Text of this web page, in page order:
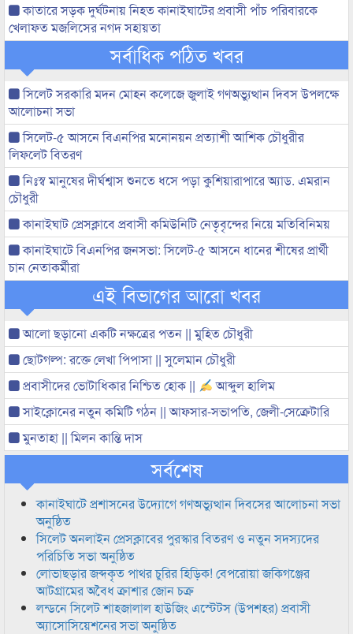
কাতারে সড়ক দুর্ঘটনায় নিহত কানাইঘাটের প্রবাসী পাঁচ পরিবারকে
খেলাফত মজলিসের নগদ সহায়তা
সর্বাধিক পঠিত খবর
সিলেট সরকারি মদন মোহন কলেজে জুলাই গণঅভ্যুত্থান দিবস উপলক্ষে
আলোচনা সভা
সিলেট-৫ আসনে বিএনপির মনোনয়ন প্রত্যাশী আশিক চৌধুরীর
লিফলেট বিতরণ
নিঃস্ব মানুষের দীর্ঘশ্বাস শুনতে ধসে পড়া কুশিয়ারাপারে অ্যাড. এমরান
চৌধুরী
কানাইঘাট প্রেসক্লাবে প্রবাসী কমিউনিটি নেতৃবৃন্দের নিয়ে মতিবিনিময়
কানাইঘাটে বিএনপির জনসভা: সিলেট-৫ আসনে ধানের শীষের প্রার্থী
চান নেতাকর্মীরা
এই বিভাগের আরো খবর
আলো ছড়ানো একটি নক্ষত্রের পতন || মুহিত চৌধুরী
ছোটগল্প: রক্তে লেখা পিপাসা || সুলেমান চৌধুরী
প্রবাসীদের ভোটাধিকার নিশ্চিত হোক ||
আব্দুল হালিম
সাইক্লোনের নতুন কমিটি গঠন || আফসার-সভাপতি, জেলী-সেক্রেটারি
মুনতাহা || মিলন কান্তি দাস
সর্বশেষ
কানাইঘাটে প্রশাসনের উদ্যোগে গণঅভ্যুত্থান দিবসের আলোচনা সভা
অনুষ্ঠিত
সিলেট অনলাইন প্রেসক্লাবের পুরস্কার বিতরণ ও নতুন সদস্যদের
পরিচিতি সভা অনুষ্ঠিত
লোভাছড়ার জব্দকৃত পাথর চুরির হিড়িক! বেপরোয়া জকিগঞ্জের
আটগ্রামের অবৈধ ক্রাশার জোন চক্র
লন্ডনে সিলেট শাহজালাল হাউজিং এস্টেটস (উপশহর) প্রবাসী
অ্যাসোসিয়েশনের সভা অনুষ্ঠিত